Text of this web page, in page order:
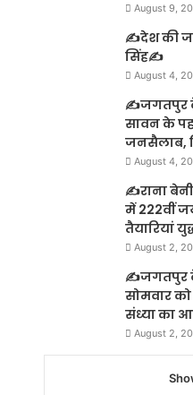
August 9,
✍️देश की
सिंह✍️
August 4,
✍️जगतपुर
सावन के
जनसैलाब,
August 4,
✍️राना
में 222वीं
तैयारियां
August 2,
✍️जगतपुर के
सोमवार
संध्या का
August 2,